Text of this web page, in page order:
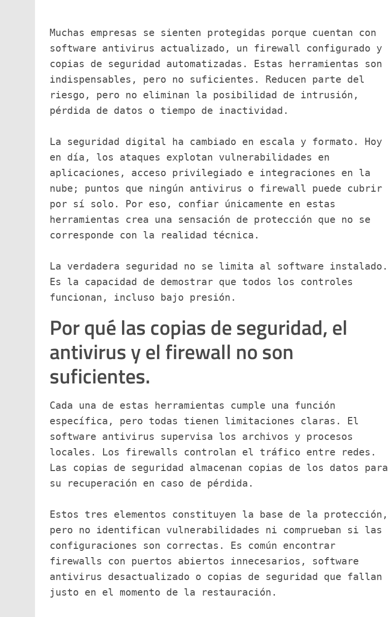
Muchas empresas se sienten protegidas porque cuentan con
software antivirus actualizado, un firewall configurado y
copias de seguridad automatizadas. Estas herramientas son
indispensables, pero no suficientes. Reducen parte del
riesgo, pero no eliminan la posibilidad de intrusión,
pérdida de datos o tiempo de inactividad.
La seguridad digital ha cambiado en escala y formato. Hoy
en día, los ataques explotan vulnerabilidades en
aplicaciones, acceso privilegiado e integraciones en la
nube; puntos que ningún antivirus o firewall puede cubrir
por sí solo. Por eso, confiar únicamente en estas
herramientas crea una sensación de protección que no se
corresponde con la realidad técnica.
La verdadera seguridad no se limita al software instalado.
Es la capacidad de demostrar que todos los controles
funcionan, incluso bajo presión.
Por qué las copias de seguridad, el
antivirus y el firewall no son
suficientes.
Cada una de estas herramientas cumple una función
específica, pero todas tienen limitaciones claras. El
software antivirus supervisa los archivos y procesos
locales. Los firewalls controlan el tráfico entre redes.
Las copias de seguridad almacenan copias de los datos para
su recuperación en caso de pérdida.
Estos tres elementos constituyen la base de la protección,
pero no identifican vulnerabilidades ni comprueban si las
configuraciones son correctas. Es común encontrar
firewalls con puertos abiertos innecesarios, software
antivirus desactualizado o copias de seguridad que fallan
justo en el momento de la restauración.